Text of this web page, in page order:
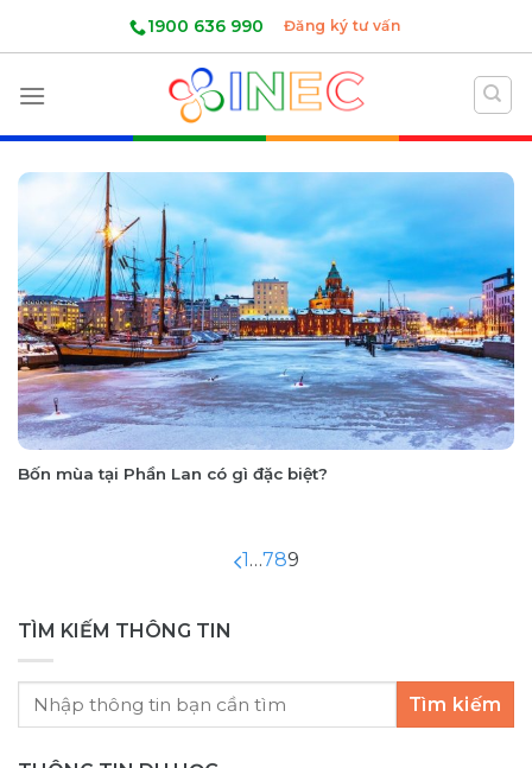
1900 636 990 Đăng ký tư vấn
Bốn mùa tại Phần Lan có gì đặc biệt?
1 …789
TÌM KIẾM THÔNG TIN
Tìm kiếm